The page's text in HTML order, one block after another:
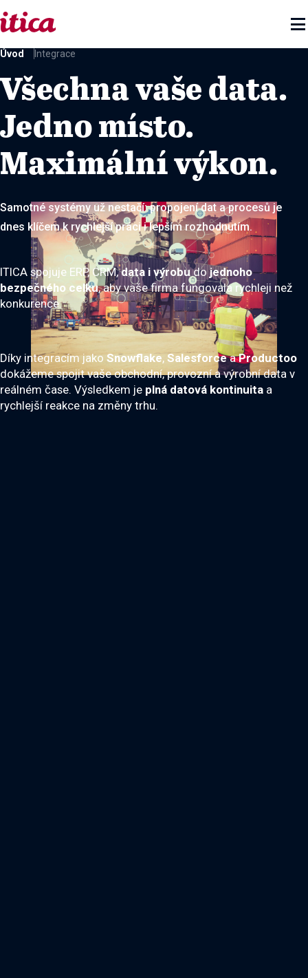

Úvod Integrace
Všechna vaše data.
Jedno místo.
Maximální výkon.
Samotné systémy už nestačí: propojení dat a procesů je
dnes klíčem k rychlejší práci i lepším rozhodnutím.
ITICA spojuje ERP, CRM,data i výrobudojednoho
bezpečného celku, aby vaše firma fungovala rychleji než
konkurence.
Díky integracím jako Snowflake, SalesforceaProductoo
dokážeme spojit vaše obchodní, provozní a výrobní data v
reálném čase. Výsledkem je plná datová kontinuita a
rychlejší reakce na změny trhu.